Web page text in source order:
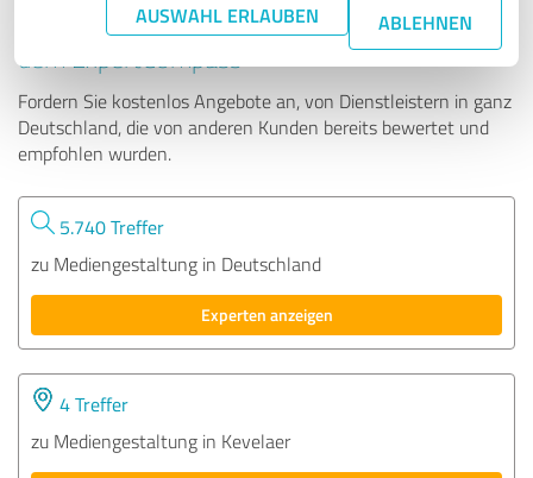
AUSWAHL ERLAUBEN ABLEHNEN
Tipp: Die passenden Experten finden - mit
dem ExpertCompass
Fordern Sie kostenlos Angebote an, von Dienstleistern in ganz
Deutschland, die von anderen Kunden bereits bewertet und
empfohlen wurden.
5.740 Treffer
zu Mediengestaltung in Deutschland
Experten anzeigen
4 Treffer
zu Mediengestaltung in Kevelaer